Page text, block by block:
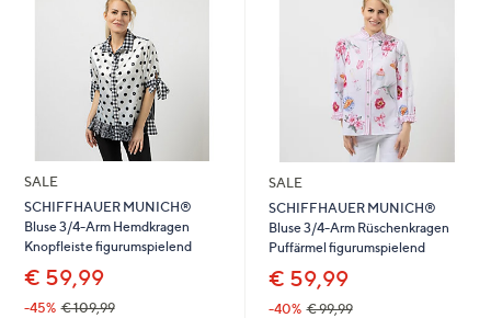
SALE
SCHIFFHAUER MUNICH®
Bluse 3/4-Arm Hemdkragen
Knopfleiste figurumspielend
€ 59,99
-45% € 109,99
SALE
SCHIFFHAUER MUNICH®
Bluse 3/4-Arm Rüschenkragen
Puffärmel figurumspielend
€ 59,99
-40% € 99,99